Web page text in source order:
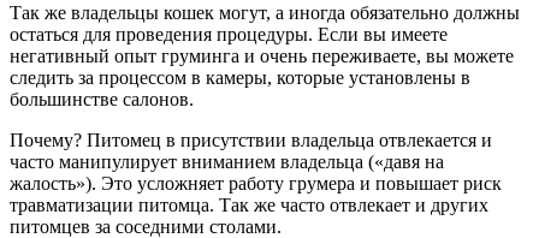
Так же владельцы кошек могут, а иногда обязательно должны
остаться для проведения процедуры. Если вы имеете
негативный опыт груминга и очень переживаете, вы можете
следить за процессом в камеры, которые установлены в
большинстве салонов.
Почему? Питомец в присутствии владельца отвлекается и
часто манипулирует вниманием владельца («давя на
жалость»). Это усложняет работу грумера и повышает риск
травматизации питомца. Так же часто отвлекает и других
питомцев за соседними столами.